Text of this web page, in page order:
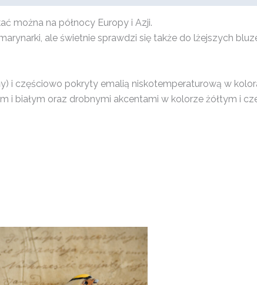
można na północy Europy i Azji.
ale świetnie sprawdzi się także do lżejszych
i częściowo pokryty emalią niskotemperaturową w
białym oraz drobnymi akcentami w kolorze żółtym i